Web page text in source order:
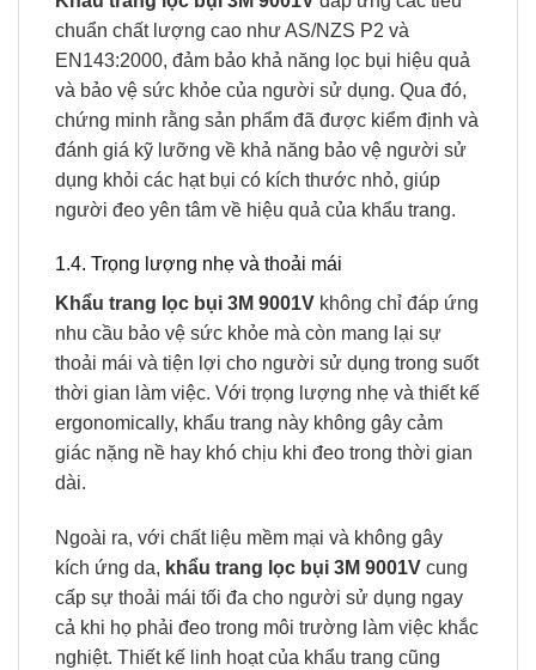
chuẩn chất lượng cao như AS/NZS P2 và
EN143:2000, đảm bảo khả năng lọc bụi hiệu quả
và bảo vệ sức khỏe của người sử dụng. Qua đó,
chứng minh rằng sản phẩm đã được kiểm định và
đánh giá kỹ lưỡng về khả năng bảo vệ người sử
dụng khỏi các hạt bụi có kích thước nhỏ, giúp
người đeo yên tâm về hiệu quả của khẩu trang.
1.4. Trọng lượng nhẹ và thoải mái
Khẩu trang lọc bụi 3M 9001V không chỉ đáp ứng
nhu cầu bảo vệ sức khỏe mà còn mang lại sự
thoải mái và tiện lợi cho người sử dụng trong suốt
thời gian làm việc. Với trọng lượng nhẹ và thiết kế
ergonomically, khẩu trang này không gây cảm
giác nặng nề hay khó chịu khi đeo trong thời gian
dài.
Ngoài ra, với chất liệu mềm mại và không gây
kích ứng da, khẩu trang lọc bụi 3M 9001V cung
cấp sự thoải mái tối đa cho người sử dụng ngay
cả khi họ phải đeo trong môi trường làm việc khắc
nghiệt. Thiết kế linh hoạt của khẩu trang cũng